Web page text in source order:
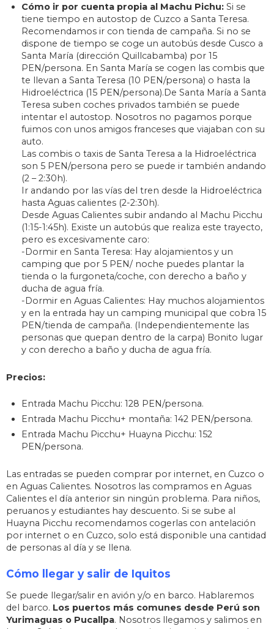
Cómo ir por cuenta propia al Machu Pichu: Si se
tiene tiempo en autostop de Cuzco a Santa Teresa.
Recomendamos ir con tienda de campaña. Si no se
dispone de tiempo se coge un autobús desde Cusco a
Santa María (dirección Quillcabamba) por 15
PEN/persona. En Santa María se cogen las combis que
te llevan a Santa Teresa (10 PEN/persona) o hasta la
Hidroeléctrica (15 PEN/persona).De Santa María a Santa
Teresa suben coches privados también se puede
intentar el autostop. Nosotros no pagamos porque
fuimos con unos amigos franceses que viajaban con su
auto.
Las combis o taxis de Santa Teresa a la Hidroeléctrica
son 5 PEN/persona pero se puede ir también andando
(2 – 2:30h).
Ir andando por las vías del tren desde la Hidroeléctrica
hasta Aguas calientes (2-2:30h).
Desde Aguas Calientes subir andando al Machu Picchu
(1:15-1:45h). Existe un autobús que realiza este trayecto,
pero es excesivamente caro:
-Dormir en Santa Teresa: Hay alojamientos y un
camping que por 5 PEN/ noche puedes plantar la
tienda o la furgoneta/coche, con derecho a baño y
ducha de agua fría.
-Dormir en Aguas Calientes: Hay muchos alojamientos
y en la entrada hay un camping municipal que cobra 15
PEN/tienda de campaña. (Independientemente las
personas que quepan dentro de la carpa) Bonito lugar
y con derecho a baño y ducha de agua fría.
Precios:
Entrada Machu Picchu: 128 PEN/persona.
Entrada Machu Picchu+ montaña: 142 PEN/persona.
Entrada Machu Picchu+ Huayna Picchu: 152
PEN/persona.
Las entradas se pueden comprar por internet, en Cuzco o
en Aguas Calientes. Nosotros las compramos en Aguas
Calientes el día anterior sin ningún problema. Para niños,
peruanos y estudiantes hay descuento. Si se sube al
Huayna Picchu recomendamos cogerlas con antelación
por internet o en Cuzco, solo está disponible una cantidad
de personas al día y se llena.
Cómo llegar y salir de Iquitos
Se puede llegar/salir en avión y/o en barco. Hablaremos
del barco. Los puertos más comunes desde Perú son
Yurimaguas o Pucallpa. Nosotros llegamos y salimos en